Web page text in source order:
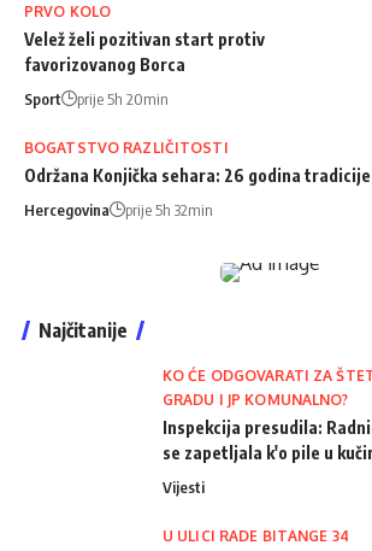
PRVO KOLO
Velež želi pozitivan start protiv
favorizovanog Borca
Sport prije 5h 20min
BOGATSTVO RAZLIČITOSTI
Održana Konjička sehara: 26 godina tradicije
Hercegovina prije 5h 32min
Najčitanije
KO ĆE ODGOVARATI ZA
GRADU I JP KOMUNALNO?
Inspekcija presudila:
se zapetljala k'o pile u
Vijesti
U ULICI RADE BITANGE 34